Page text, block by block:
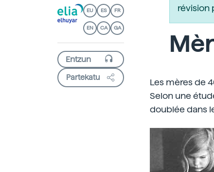
EU ES FR
EN CA GA
Partekatu
révision
Les mères de
Selon une
doublée dans